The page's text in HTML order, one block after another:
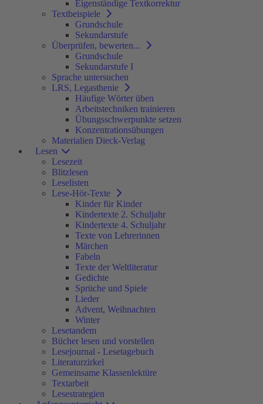
Eigenständige Textkorrektur
Textbeispiele
Grundschule
Sekundarstufe
Überprüfen, bewerten...
Grundschule
Sekundarstufe I
Sprache untersuchen
LRS, Legasthenie
Häufige Wörter üben
Arbeitstechniken trainieren
Übungsschwerpunkte setzen
Konzentrationsübungen
Materialien Dieck-Verlag
Lesen
Lesezeit
Blitzlesen
Leselisten
Lese-Hör-Texte
Kinder für Kinder
Kindertexte 2. Schuljahr
Kindertexte 4. Schuljahr
Texte von Lehrerinnen
Märchen
Fabeln
Texte der Weltliteratur
Gedichte
Sprüche und Spiele
Lieder
Advent, Weihnachten
Winter
Lesetandem
Bücher lesen und vorstellen
Lesejournal - Lesetagebuch
Literaturzirkel
Gemeinsame Klassenlektüre
Textarbeit
Lesestrategien